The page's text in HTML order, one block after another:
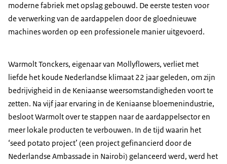
moderne fabriek met opslag gebouwd. De eerste testen voor
de verwerking van de aardappelen door de gloednieuwe
machines worden op een professionele manier uitgevoerd.
Warmolt Tonckers, eigenaar van Mollyflowers, verliet met
liefde het koude Nederlandse klimaat 22 jaar geleden, om zijn
bedrijvigheid in de Keniaanse weersomstandigheden voort te
zetten. Na vijf jaar ervaring in de Keniaanse bloemenindustrie,
besloot Warmolt over te stappen naar de aardappelsector en
meer lokale producten te verbouwen. In de tijd waarin het
‘seed potato project’ (een project gefinancierd door de
Nederlandse Ambassade in Nairobi) gelanceerd werd, werd het